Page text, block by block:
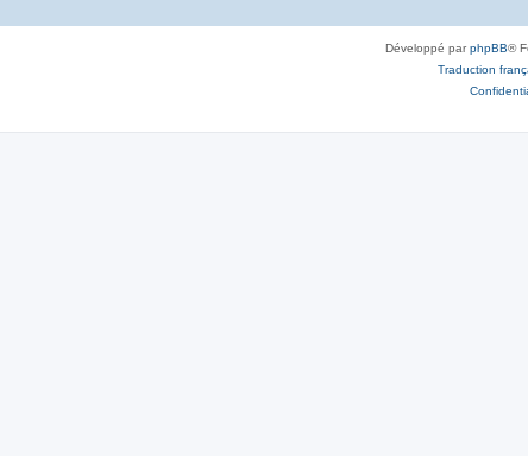
Développé parphpBB®
Traduction